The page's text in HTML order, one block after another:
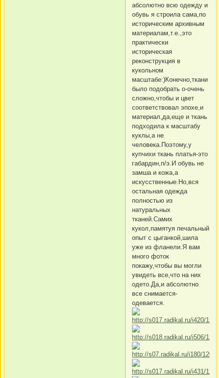
абсолютно всю одежду и
обувь я строила сама,по
историческим архивным
материалам,т.е.,это
практически
историческая
реконструкция в
кукольном
масштабе:)Конечно,ткани
было подобрать о-очень
сложно,чтобы и цвет
соответствовал эпохе,и
материал,да,еще и ткань
подходила к масштабу
куклы,а не
человека.Поэтому,у
купчихи ткань платья-это
габардин,п/э.И обувь не
замша и кожа,а
искусственные.Но,вся
остальная одежда
полностью из
натуральных
тканей.Самих
кукол,памятуя печальный
опыт с цыганкой,шила
уже из фланели.Я вам
много фоток
покажу,чтобы вы могли
увидеть все,что на них
одето.Да,и абсолютно
все снимается-
одевается.